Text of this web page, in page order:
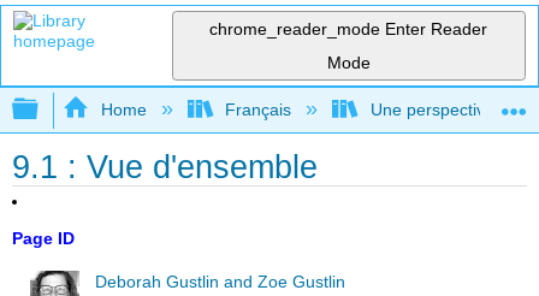
chrome_reader_mode Enter Reader
Mode
Expand/collapse global hierarchy
Home Français Une perspective
9.1 : Vue d'ensemble
Page ID
Deborah Gustlin and Zoe Gustlin